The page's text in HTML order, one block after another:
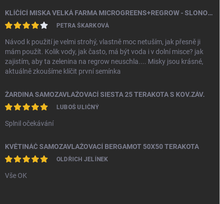
KLÍČÍCÍ MISKA VELKÁ FARMA MICROGREENS+REGROW - SLONOVÁ KOST
PETRA ŠKARKOVÁ
Návod k použití je velmi strohý, vlastně moc netuším, jak přesně ji
mám použít. Kolik vody, jak často, má být voda i v dolní misce? jak
zajistím, aby ta zelenina na regrow neuschla.... Misky jsou krásné,
aktuálně zkoušíme klíčit první semínka
ŽARDINA SAMOZAVLAŽOVACÍ SIESTA 25 TERAKOTA S KOV.ZÁV.
LUBOŠ ULIČNÝ
Splnil očekávání
KVĚTINÁČ SAMOZAVLAŽOVACÍ BERGAMOT 50X50 TERAKOTA
OLDŘICH JELÍNEK
Vše OK